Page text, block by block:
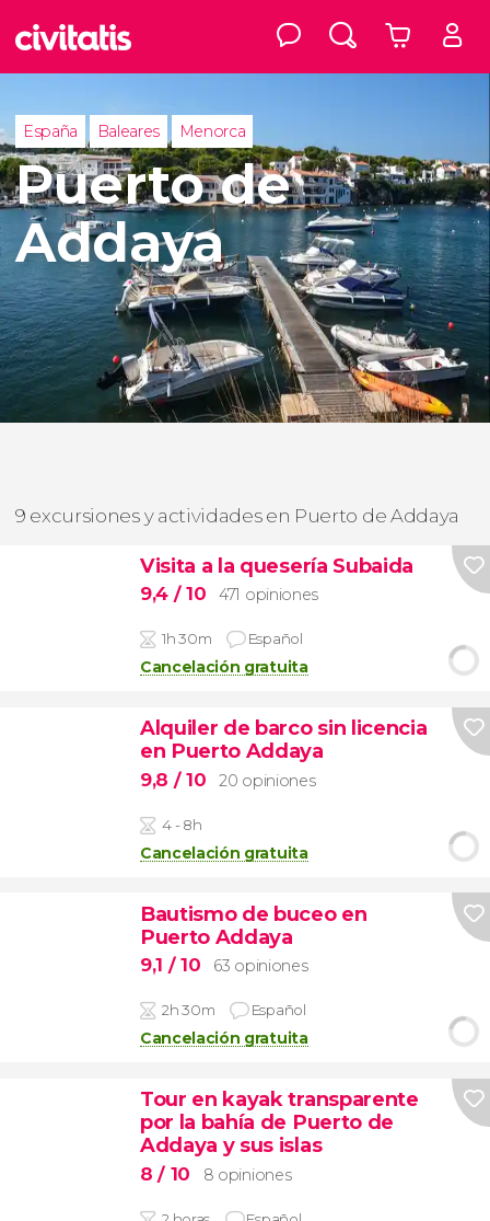
España Baleares Menorca
Puerto de
Addaya
9 excursiones y actividades en Puerto de Addaya
Visita a la quesería Subaida
9,4 / 10 471 opiniones
1h 30m Español
Cancelación gratuita
Alquiler de barco sin licencia
en Puerto Addaya
9,8 / 10 20 opiniones
4 - 8h
Cancelación gratuita
Bautismo de buceo en
Puerto Addaya
9,1 / 10 63 opiniones
2h 30m Español
Cancelación gratuita
Tour en kayak transparente
por la bahía de Puerto de
Addaya y sus islas
8/ 10 8 opiniones